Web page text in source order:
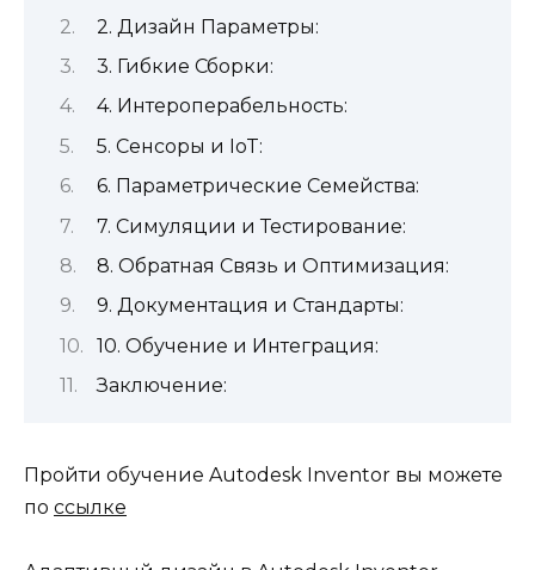
2. Дизайн Параметры:
3. Гибкие Сборки:
4. Интероперабельность:
5. Сенсоры и IoT:
6. Параметрические Семейства:
7. Симуляции и Тестирование:
8. Обратная Связь и Оптимизация:
9. Документация и Стандарты:
10. Обучение и Интеграция:
Заключение:
Пройти обучение Autodesk Inventor вы можете
по ссылке